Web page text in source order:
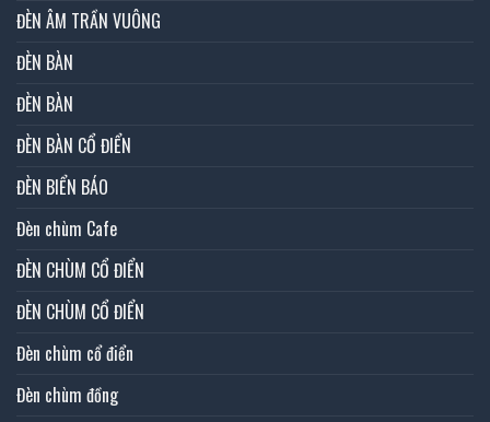
ĐÈN ÂM TRẦN VUÔNG
ĐÈN BÀN
ĐÈN BÀN
ĐÈN BÀN CỔ ĐIỂN
ĐÈN BIỂN BÁO
Đèn chùm Cafe
ĐÈN CHÙM CỔ ĐIỂN
ĐÈN CHÙM CỔ ĐIỂN
Đèn chùm cổ điển
Đèn chùm đồng